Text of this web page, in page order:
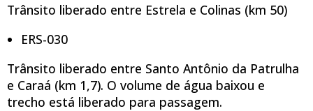
Trânsito liberado entre Estrela e Colinas (km 50)
ERS-030
Trânsito liberado entre Santo Antônio da Patrulha
e Caraá (km 1,7). O volume de água baixou e
trecho está liberado para passagem.